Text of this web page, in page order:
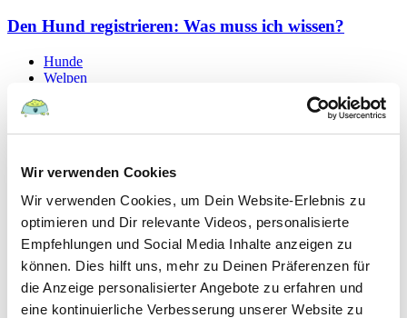
Wir verwenden Cookies
Wir verwenden Cookies, um Dein Website-Erlebnis zu
optimieren und Dir relevante Videos, personalisierte
Empfehlungen und Social Media Inhalte anzeigen zu
können. Dies hilft uns, mehr zu Deinen Präferenzen für
die Anzeige personalisierter Angebote zu erfahren und
eine kontinuierliche Verbesserung unserer Website zu
Den Hund registrieren: Was muss ich wissen?
Hunde
Welpen
Hunde
19 September 2021
Wann haben Welpen Zahnwechsel?